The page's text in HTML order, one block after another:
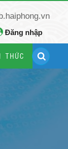
Đăng nhập
THỨC